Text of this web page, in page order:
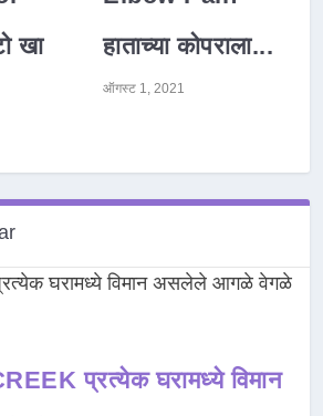
खा
हाताच्या कोपराला...
ऑगस्ट 1, 2021
प्रत्येक घरामध्ये विमान